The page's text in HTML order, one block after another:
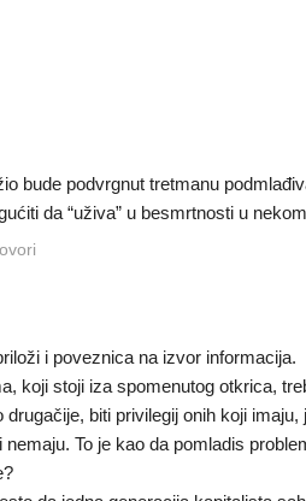
bude podvrgnut tretmanu
da “uživa” u besmrtnosti u
i poveznica na izvor informacija.
koji stoji iza spomenutog otkrica,
drugačije, biti privilegij onih koji
To je kao da pomladis